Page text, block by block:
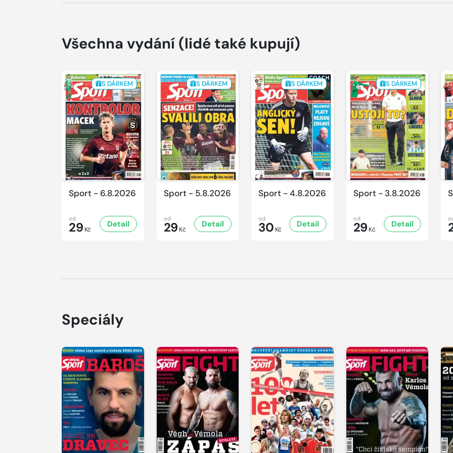
Všechna vydání (lidé také kupují)
S DÁRKEM
Sport - 6.8.2026
od
29 Kč
Detail
S DÁRKEM
Sport - 5.8.2026
od
29 Kč
Detail
S DÁRKEM
Sport - 4.8.2026
od
30 Kč
Detail
S DÁRKEM
Sport - 3.8.2026
od
29 Kč
Detail
Speciály